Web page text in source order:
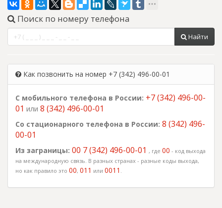
Поиск по номеру телефона
Найти
Как позвонить на номер +7 (342) 496-00-01
С мобильного телефона в России: +7 (342) 496-00-
01 или 8 (342) 496-00-01
Со стационарного телефона в России: 8 (342) 496-
00-01
Из заграницы: 00 7 (342) 496-00-01 , где 00 - код выхода
на международную связь. В разных странах - разные коды выхода,
но как правило это 00, 011 или 0011 .